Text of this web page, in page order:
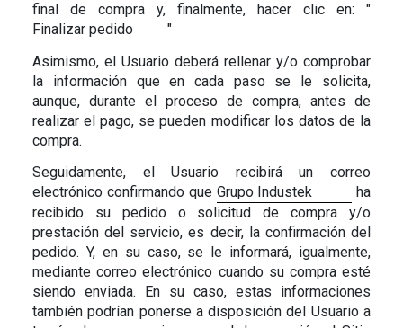
final de compra y, finalmente, hacer clic en: "
Finalizar pedido
"
Asimismo, el Usuario deberá rellenar y/o comprobar
la información que en cada paso se le solicita,
aunque, durante el proceso de compra, antes de
realizar el pago, se pueden modificar los datos de la
compra.
Seguidamente, el Usuario recibirá un correo
electrónico confirmando que Grupo Industek
ha
recibido su pedido o solicitud de compra y/o
prestación del servicio, es decir, la confirmación del
pedido. Y, en su caso, se le informará, igualmente,
mediante correo electrónico cuando su compra esté
siendo enviada.
En su caso, estas informaciones
también podrían ponerse a disposición del Usuario a